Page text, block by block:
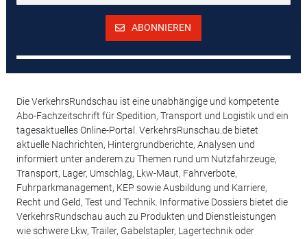
ABONNIEREN
Die VerkehrsRundschau ist eine unabhängige und kompetente
Abo-Fachzeitschrift für Spedition, Transport und Logistik und ein
tagesaktuelles Online-Portal. VerkehrsRunschau.de bietet
aktuelle Nachrichten, Hintergrundberichte, Analysen und
informiert unter anderem zu Themen rund um Nutzfahrzeuge,
Transport, Lager, Umschlag, Lkw-Maut, Fahrverbote,
Fuhrparkmanagement, KEP sowie Ausbildung und Karriere,
Recht und Geld, Test und Technik. Informative Dossiers bietet die
VerkehrsRundschau auch zu Produkten und Dienstleistungen
wie schwere Lkw, Trailer, Gabelstapler, Lagertechnik oder